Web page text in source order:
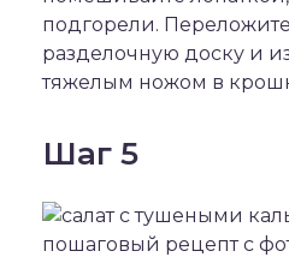
подгорели.
разделочную доску и
тяжелым ножом в
Шаг 5